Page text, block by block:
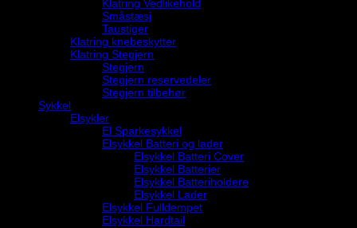
Klatring Vedlikehold
Småstæsj
Taustiger
Klatring knebeskytter
Klatring Stegjern
Stegjern
Stegjern reservedeler
Stegjern tilbehør
Sykkel
Elsykler
El Sparkesykkel
Elsykkel Batteri og lader
Elsykkel Batteri Cover
Elsykkel Batterier
Elsykkel Batteriholdere
Elsykkel Lader
Elsykkel Fulldempet
Elsykkel Hardtail